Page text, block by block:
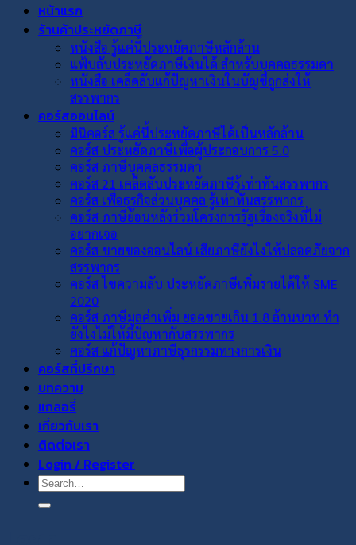
หน้าแรก
ร้านค้าประหยัดภาษี
หนังสือ รู้แค่นี้ประหยัดภาษีหลักล้าน
แฟ้บลับประหยัดภาษีเงินได้ สำหรับบุคคลธรรมดา
หนังสือ เคล็ดลับแก้ปัญหาเงินในบัญชีถูกส่งให้
สรรพากร
คอร์สออนไลน์
มินิคอร์ส รู้แค่นี้ประหยัดภาษีได้เป็นหลักล้าน
คอร์ส ประหยัดภาษีเพื่อผู้ประกอบการ 5.0
คอร์ส ภาษีบุคคลธรรมดา
คอร์ส 21 เคล็ดลับประหยัดภาษีรู้เท่าทันสรรพากร
คอร์ส เพื่อธุรกิจส่วนบุคคล รู้เท่าทันสรรพากร
คอร์ส ภาษีย้อนหลังร่วมโครงการรัฐเรื่องจริงที่ไม่
อยากเจอ
คอร์ส ขายของออนไลน์ เสียภาษียังไงให้ปลอดภัยจาก
สรรพากร
คอร์ส ไขความลับ ประหยัดภาษีเพิ่มรายได้ให้ SME
2020
คอร์ส ภาษีมูลค่าเพิ่ม ยอดขายเกิน 1.8 ล้านบาท ทำ
ยังไงไม่ให้มีปัญหากับสรรพากร
คอร์ส แก้ปัญหาภาษีธุรกรรมทางการเงิน
คอร์สที่ปรึกษา
บทความ
แกลอรี่
เกี่ยวกับเรา
ติดต่อเรา
Login / Register
Search